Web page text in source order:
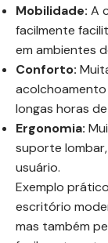
Mobilidade: A
facilmente
em ambientes
Conforto:
longas horas
Ergonomia:
suporte
usuário.
Exemplo
escritório
mas também